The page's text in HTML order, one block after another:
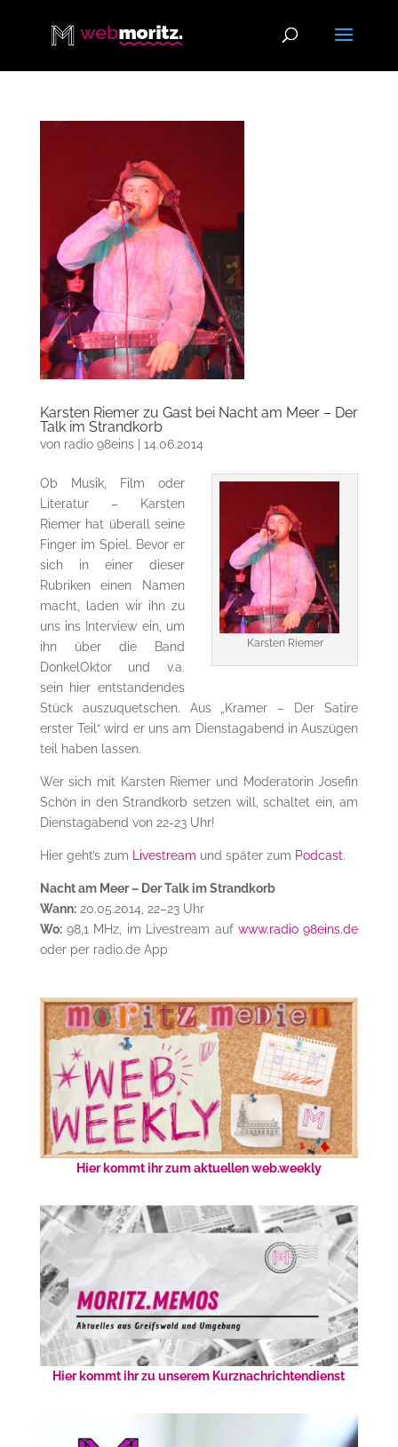
Karsten Riemer zu Gast bei Nacht am Meer – Der
Talk im Strandkorb
von radio 98eins| 14.06.2014
Karsten Riemer
Ob Musik, Film oder
Literatur – Karsten
Riemer hat überall seine
Finger im Spiel. Bevor er
sich in einer dieser
Rubriken einen Namen
macht, laden wir ihn zu
uns ins Interview ein, um
ihn über die Band
DonkelOktor und v.a.
sein hier entstandendes
Stück auszuquetschen. Aus „Kramer – Der Satire
erster Teil“ wird er uns am Dienstagabend in Auszügen
teil haben lassen.
Wer sich mit Karsten Riemer und Moderatorin Josefin
Schön in den Strandkorb setzen will, schaltet ein, am
Dienstagabend von 22-23 Uhr!
Hier geht’s zum Livestream und später zum Podcast.
Nacht am Meer – Der Talk im Strandkorb
Wann:20.05.2014, 22–23 Uhr
Wo:98,1 MHz, im Livestream auf www.radio 98eins.de
oder per radio.de App
Hier kommt ihr zum aktuellen web.weekly
Hier kommt ihr zu unserem Kurznachrichtendienst